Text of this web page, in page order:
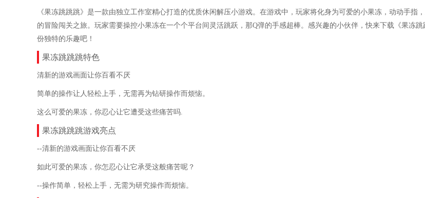
《果冻跳跳跳》是一款由独立工作室精心打造的优质休闲解压小游戏。在游戏中，玩家将化身为可爱的小果冻，动动手指
的冒险闯关之旅。玩家需要操控小果冻在一个个平台间灵活跳跃，那Q弹的手感超棒。感兴趣的小伙伴，快来下载《果冻
份独特的乐趣吧！
果冻跳跳跳特色
清新的游戏画面让你百看不厌
简单的操作让人轻松上手，无需再为钻研操作而烦恼。
这么可爱的果冻，你忍心让它遭受这些痛苦吗.
果冻跳跳跳游戏亮点
--清新的游戏画面让你百看不厌
如此可爱的果冻，你怎忍心让它承受这般痛苦呢？
--操作简单，轻松上手，无需为研究操作而烦恼。